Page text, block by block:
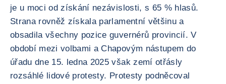
je u moci od získání nezávislosti, s 65 % hlasů.
Strana rovněž získala parlamentní většinu a
obsadila všechny pozice guvernérů provincií. V
období mezi volbami a Chapovým nástupem do
úřadu dne 15. ledna 2025 však zemí otřásly
rozsáhlé lidové protesty. Protesty podněcoval